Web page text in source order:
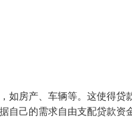
如房产、车辆等。这使得
自己的需求自由支配贷款